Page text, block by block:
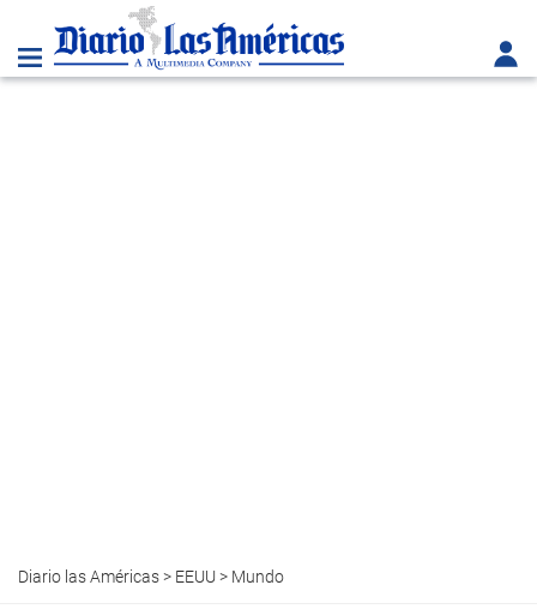
Diario las Américas> EEUU > Mundo